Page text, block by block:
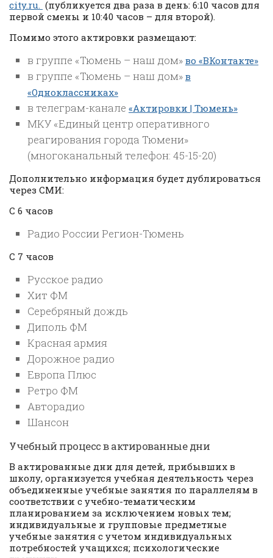
city.ru. (публикуется два раза в день: 6:10 часов для
первой смены и 10:40 часов – для второй).
Помимо этого актировки размещают:
в группе «Тюмень – наш дом» во «ВКонтакте»
в группе «Тюмень – наш дом» в
«Одноклассниках»
в телеграм-канале «Актировки | Тюмень»
МКУ «Единый центр оперативного
реагирования города Тюмени»
(многоканальный телефон: 45-15-20)
Дополнительно информация будет дублироваться
через СМИ:
С 6 часов
Радио России Регион-Тюмень
С 7 часов
Русское радио
Хит ФМ
Серебряный дождь
Диполь ФМ
Красная армия
Дорожное радио
Европа Плюс
Ретро ФМ
Авторадио
Шансон
Учебный процесс в актированные дни
В актированные дни для детей, прибывших в
школу, организуется учебная деятельность через
объединенные учебные занятия по параллелям в
соответствии с учебно-тематическим
планированием за исключением новых тем;
индивидуальные и групповые предметные
учебные занятия с учетом индивидуальных
потребностей учащихся; психологические